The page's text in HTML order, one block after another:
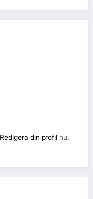
Redigera din profil nu.